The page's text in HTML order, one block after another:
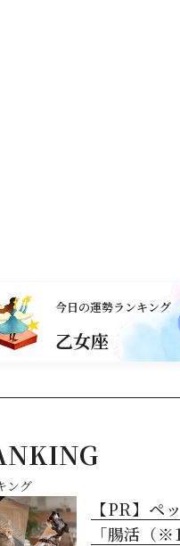
今日の運勢ランキング
乙女座
牡牛座
ング
【PR】ペ
「腸活（